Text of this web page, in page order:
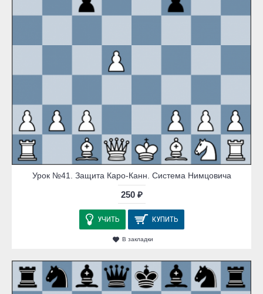
Урок №41. Защита Каро-Канн. Система Нимцовича
250 ₽
УЧИТЬ КУПИТЬ
В закладки